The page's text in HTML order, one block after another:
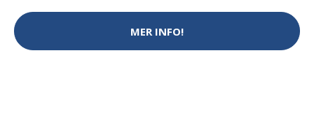
MER INFO!